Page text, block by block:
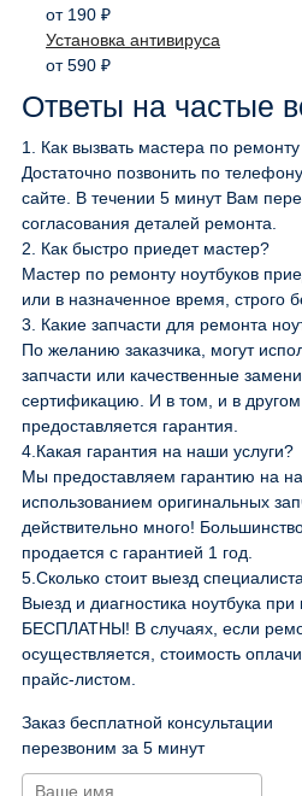
от 190 ₽
Установка антивируса
от 590 ₽
Ответы на частые
1.
Как вызвать мастера по
Достаточно позвонить по
сайте. В течении 5 минут Вам
согласования деталей ремонта.
2.
Как быстро приедет мастер?
Мастер по ремонту ноутбуков
или в назначенное время, строго
3.
Какие запчасти для ремонта
По желанию заказчика, могут
запчасти или качественные
сертификацию. И в том, и в другом
предоставляется гарантия.
4. Какая гарантия на наши услуги?
Мы предоставляем гарантию на
использованием оригинальных
действительно много!
продается с гарантией 1 год.
5. Сколько стоит выезд
Выезд и диагностика ноутбука
БЕСПЛАТНЫ! В случаях, если
осуществляется, стоимость
прайс-листом.
Заказ бесплатной консультации
перезвоним за 5 минут